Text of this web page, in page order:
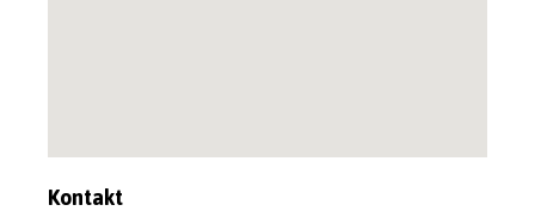
Kontakt